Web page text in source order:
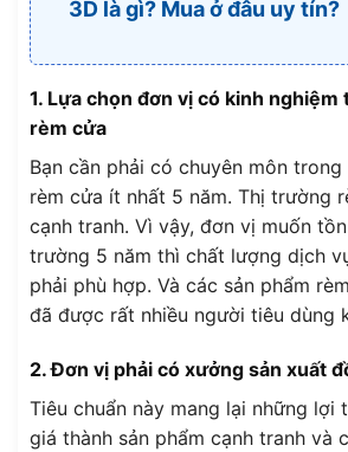
3D là gì? Mua ở đâu uy tín?
1. Lựa chọn đơn vị có kinh
rèm cửa
Bạn cần phải có chuyên môn
rèm cửa ít nhất 5 năm. Thị trường
cạnh tranh. Vì vậy, đơn vị muốn
trường 5 năm thì chất lượng dịch
phải phù hợp. Và các sản phẩm
đã được rất nhiều người tiêu dùng
2. Đơn vị phải có xưởng sản xuất
Tiêu chuẩn này mang lại những lợi
giá thành sản phẩm cạnh tranh và